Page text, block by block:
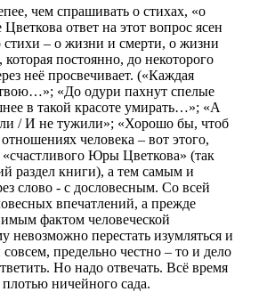
чем спрашивать о стихах, «о
ответ на этот вопрос ясен
стихи – о жизни и смерти, о жизни
постоянно, до некоторого
неё просвечивает. («Каждая
«До одури пахнут спелые
в такой красоте умирать…»; «А
/ И не тужили»; «Хорошо бы, чтоб
человека – вот этого,
Юры Цветкова» (так
раздел книги), а тем самым и
слово - с дословесным. Со всей
впечатлений, а прежде
фактом человеческой
невозможно перестать изумляться и
предельно честно – то и дело
Но надо отвечать. Всё время
ничейного сада.